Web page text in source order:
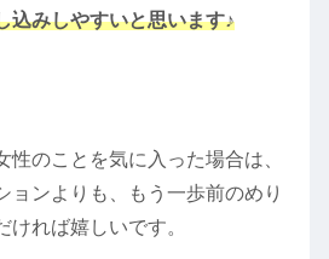
込みしやすいと思います♪
性のことを気に入った場合は、
ョンよりも、もう一歩前のめり
ければ嬉しいです。